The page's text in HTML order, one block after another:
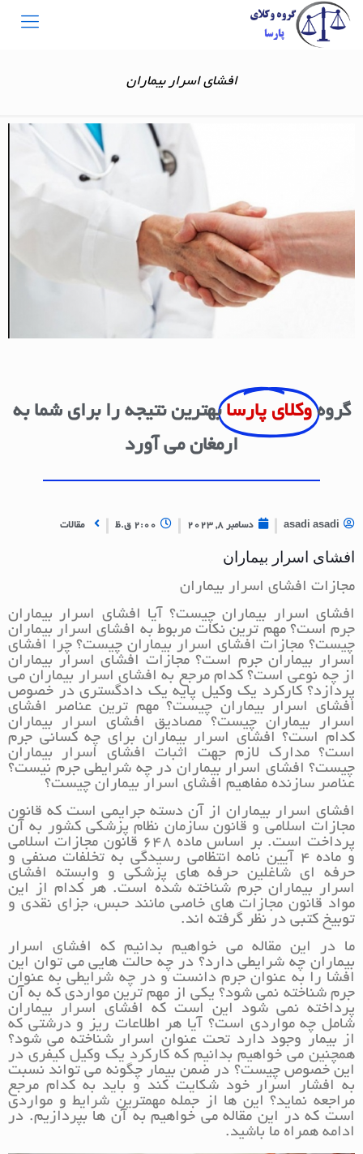
افشای اسرار بیماران
گروه وکلای پارسا بهترین نتیجه را برای شما به
ارمغان می آورد
asadi asadi دسامبر 8, 2023 2:00 ق.ظ مقالات
افشای اسرار بیماران
مجازات افشای اسرار بیماران
افشای اسرار بیماران چیست؟ آیا افشای اسرار بیماران
جرم است؟ مهم ترین نکات مربوط به افشای اسرار بیماران
چیست؟ مجازات افشای اسرار بیماران چیست؟ چرا افشای
اسرار بیماران جرم است؟ مجازات افشای اسرار بیماران
از چه نوعی است؟ کدام مرجع به افشای اسرار بیماران می
پردازد؟ کارکرد یک وکیل پایه یک دادگستری در خصوص
افشای اسرار بیماران چیست؟ مهم ترین عناصر افشای
اسرار بیماران چیست؟ مصادیق افشای اسرار بیماران
کدام است؟ افشای اسرار بیماران برای چه کسانی جرم
است؟ مدارک لازم جهت اثبات افشای اسرار بیماران
چیست؟ افشای اسرار بیماران در چه شرایطی جرم نیست؟
عناصر سازنده مفاهیم افشای اسرار بیماران چیست؟
افشای اسرار بیماران از آن دسته جرایمی است که قانون
مجازات اسلامی و قانون سازمان نظام پزشکی کشور به آن
پرداخت است. بر اساس ماده 648 قانون مجازات اسلامی
و ماده 4 آیین نامه انتظامی رسیدگی به تخلفات صنفی و
حرفه ای شاغلین حرفه های پزشکی و وابسته افشای
اسرار بیماران جرم شناخته شده است. هر کدام از این
مواد قانون مجازات های خاصی مانند حبس، جزای نقدی و
توبیخ کتبی در نظر گرفته اند.
ما در این مقاله می خواهیم بدانیم که افشای اسرار
بیماران چه شرایطی دارد؟ در چه حالت هایی می توان این
افشا را به عنوان جرم دانست و در چه شرایطی به عنوان
جرم شناخته نمی شود؟ یکی از مهم ترین مواردی که به آن
پرداخته نمی شود این است که افشای اسرار بیماران
شامل چه مواردی است؟ آیا هر اطلاعات ریز و درشتی که
از بیمار وجود دارد تحت عنوان اسرار شناخته می شود؟
همچنین می خواهیم بدانیم که کارکرد یک وکیل کیفری در
این خصوص چیست؟ در ضمن بیمار چگونه می تواند نسبت
به افشار اسرار خود شکایت کند و باید به کدام مرجع
مراجعه نماید؟ این ها از جمله مهمترین شرایط و مواردی
است که در این مقاله می خواهیم به آن ها بپردازیم. در
ادامه همراه ما باشید.